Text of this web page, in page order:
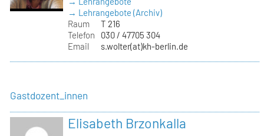
→ Lehrangebote (Archiv)
Raum
T 216
Telefon
030 / 47705 304
Email
s.wolter(at)kh-berlin.de
Gastdozent_innen
Elisabeth Brzonkalla